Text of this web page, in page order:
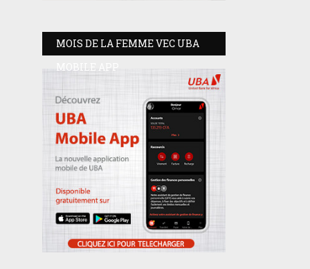
MOIS DE LA FEMME VEC UBA
MOBILE APP